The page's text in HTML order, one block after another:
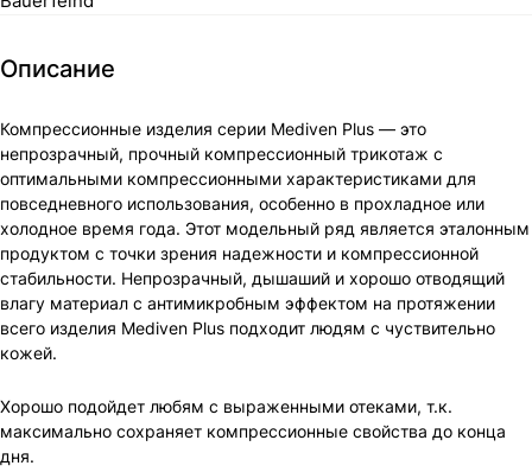
Описание
Компрессионные изделия серии Mediven Plus — это
непрозрачный, прочный компрессионный трикотаж с
оптимальными компрессионными характеристиками для
повседневного использования, особенно в прохладное или
холодное время года. Этот модельный ряд является эталонным
продуктом с точки зрения надежности и компрессионной
стабильности. Непрозрачный, дышаший и хорошо отводящий
влагу материал с антимикробным эффектом на протяжении
всего изделия Mediven Plus подходит людям с чуствительно
кожей.
Хорошо подойдет любям с выраженными отеками, т.к.
максимально сохраняет компрессионные свойства до конца
дня.